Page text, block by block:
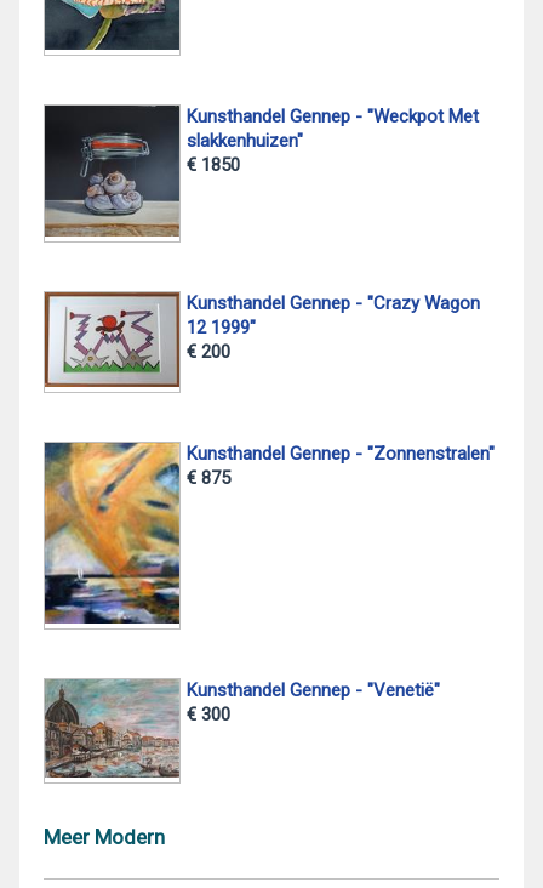
Kunsthandel Gennep - "Weckpot Met
slakkenhuizen"
€ 1850
Kunsthandel Gennep - "Crazy Wagon
12 1999"
€ 200
Kunsthandel Gennep - "Zonnenstralen"
€ 875
Kunsthandel Gennep - "Venetië"
€ 300
Meer Modern